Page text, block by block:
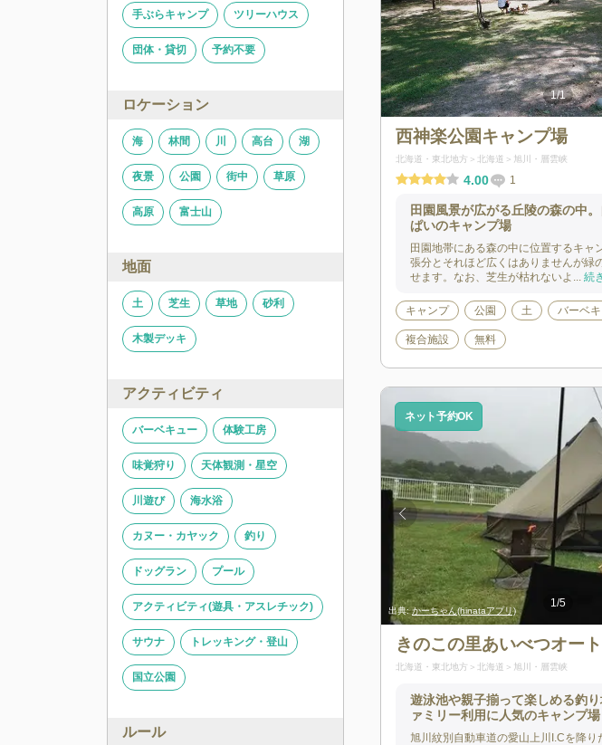
手ぶらキャンプ ツリーハウス
団体・貸切 予約不要
ロケーション
海 林間 川 高台 湖
夜景 公園 街中 草原
高原 富士山
地面
土 芝生 草地 砂利
木製デッキ
アクティビティ
バーベキュー 体験工房
味覚狩り 天体観測・星空
川遊び 海水浴
カヌー・カヤック 釣り
ドッグラン プール
アクティビティ(遊具・アスレチック)
サウナ トレッキング・登山
国立公園
ルール
1/1
西神楽公園キャンプ場
北海道・東北地方 北海道 旭川・層雲峡
4.00 1
田園風景が広がる丘陵の森の中
ぱいのキャンプ場
田園地帯にある森の中に位置するキャ
張分とそれほど広くはありませんが緑
せます。なお、芝生が枯れないよ... 続
キャンプ 公園 土 バーベ
複合施設 無料
出典:かーちゃん(hinataアプリ)
1/5
ネット予約OK
きのこの里あいべつオー
北海道・東北地方 北海道 旭川・層雲峡
遊泳池や親子揃って楽しめる釣
ァミリー利用に人気のキャンプ場
旭川紋別自動車道の愛山上川I.Cを降り